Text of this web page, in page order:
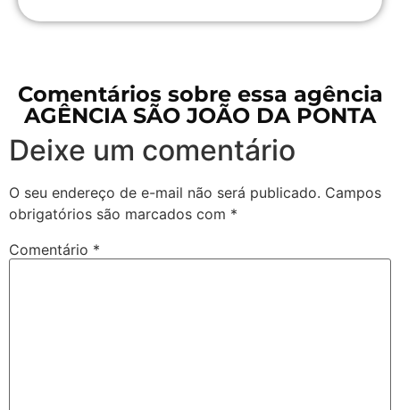
Comentários sobre essa agência
AGÊNCIA SÃO JOÃO DA PONTA
Deixe um comentário
O seu endereço de e-mail não será publicado. Campos
obrigatórios são marcados com *
Comentário *